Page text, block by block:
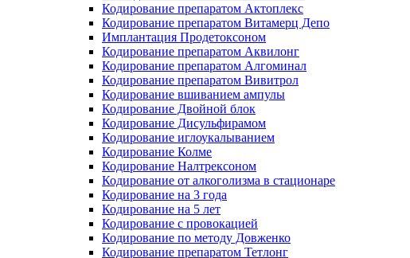
Кодирование препаратом Актоплекс
Кодирование препаратом Витамерц Депо
Имплантация Продетоксоном
Кодирование препаратом Аквилонг
Кодирование препаратом Алгоминал
Кодирование препаратом Вивитрол
Кодирование вшиванием ампулы
Кодирование Двойной блок
Кодирование Дисульфирамом
Кодирование иглоукалыванием
Кодирование Колме
Кодирование Налтрексоном
Кодирование от алкоголизма в стационаре
Кодирование на 3 года
Кодирование на 5 лет
Кодирование с провокацией
Кодирование по методу Довженко
Кодирование препаратом Тетлонг